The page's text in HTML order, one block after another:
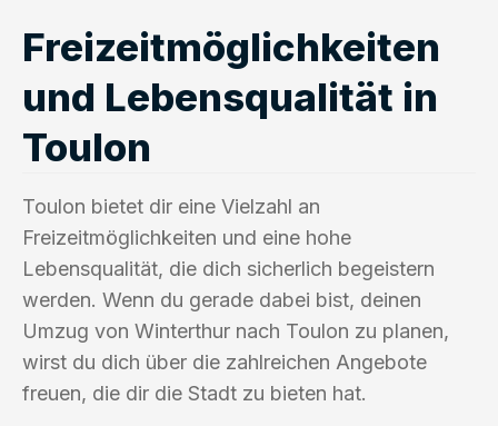
Freizeitmöglichkeiten
und Lebensqualität in
Toulon
Toulon bietet dir eine Vielzahl an
Freizeitmöglichkeiten und eine hohe
Lebensqualität, die dich sicherlich begeistern
werden. Wenn du gerade dabei bist, deinen
Umzug von Winterthur nach Toulon zu planen,
wirst du dich über die zahlreichen Angebote
freuen, die dir die Stadt zu bieten hat.